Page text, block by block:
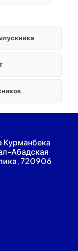
Курманбека
Абадская
720906